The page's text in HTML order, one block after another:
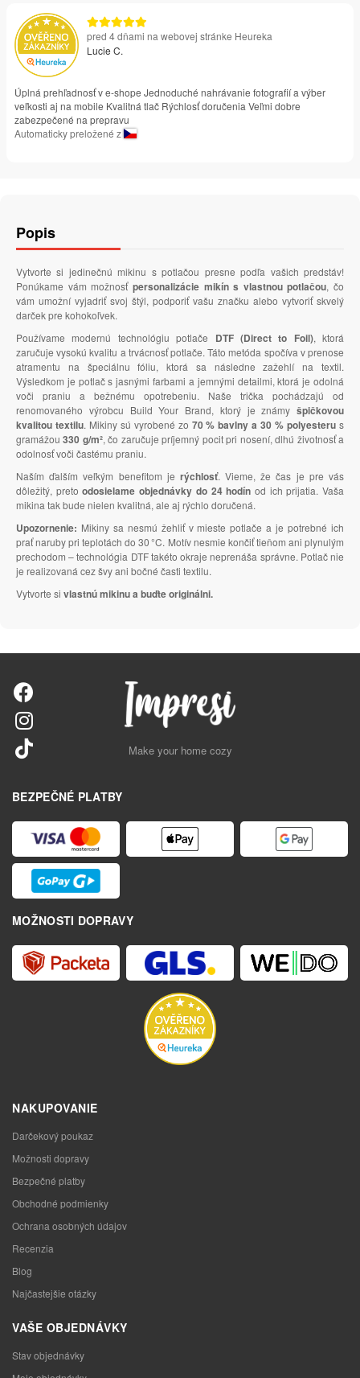
pred 4 dňami na webovej stránke Heureka
Lucie C.
Úplná prehľadnosť v e-shope Jednoduché nahrávanie fotografií a výber
veľkosti aj na mobile Kvalitná tlač Rýchlosť doručenia Veľmi dobre
zabezpečené na prepravu
Automaticky preložené z
Popis
Vytvorte si jedinečnú mikinu s potlačou presne podľa vašich predstáv!
Ponúkame vám možnosť personalizácie mikín s vlastnou potlačou, čo
vám umožní vyjadriť svoj štýl, podporiť vašu značku alebo vytvoriť skvelý
darček pre kohokoľvek.
Používame modernú technológiu potlače DTF (Direct to Foil), ktorá
zaručuje vysokú kvalitu a trvácnosť potlače. Táto metóda spočíva v prenose
atramentu na špeciálnu fóliu, ktorá sa následne zažehlí na textil.
Výsledkom je potlač s jasnými farbami a jemnými detailmi, ktorá je odolná
voči praniu a bežnému opotrebeniu. Naše trička pochádzajú od
renomovaného výrobcu Build Your Brand, ktorý je známy špičkovou
kvalitou textilu. Mikiny sú vyrobené zo 70 % bavlny a 30 % polyesteru s
gramážou330 g/m², čo zaručuje príjemný pocit pri nosení, dlhú životnosť a
odolnosť voči častému praniu.
Naším ďalším veľkým benefitom je rýchlosť. Vieme, že čas je pre vás
dôležitý, pretoodosielame objednávky do 24 hodín od ich prijatia. Vaša
mikina tak bude nielen kvalitná, ale aj rýchlo doručená.
Upozornenie: Mikiny sa nesmú žehliť v mieste potlače a je potrebné ich
prať naruby pri teplotách do 30 °C. Motív nesmie končiť tieňom ani plynulým
prechodom – technológia DTF takéto okraje neprenáša správne. Potlač nie
je realizovaná cez švy ani bočné časti textilu.
Vytvorte si vlastnú mikinu a buďte originálni.
Make your home cozy
BEZPEČNÉ PLATBY
MOŽNOSTI DOPRAVY
NAKUPOVANIE
Darčekový poukaz
Možnosti dopravy
Bezpečné platby
Obchodné podmienky
Ochrana osobných údajov
Recenzia
Blog
Najčastejšie otázky
VAŠE OBJEDNÁVKY
Stav objednávky